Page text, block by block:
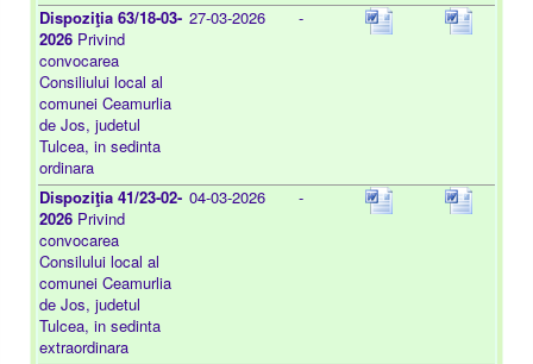
Dispoziţia 63/18-03-
2026 Privind
convocarea
Consiliului local al
comunei Ceamurlia
de Jos, judetul
Tulcea, in sedinta
ordinara
27-03-2026 -
Dispoziţia 41/23-02-
2026 Privind
convocarea
Consilului local al
comunei Ceamurlia
de Jos, judetul
Tulcea, in sedinta
extraordinara
04-03-2026 -